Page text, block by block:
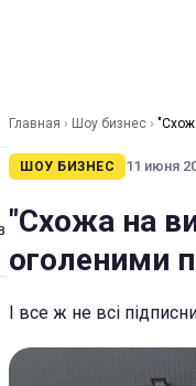
Главная › Шоу бизнес ›
ШОУ БИЗНЕС 11 июня
"Схожа на
оголеними
І все ж не всі